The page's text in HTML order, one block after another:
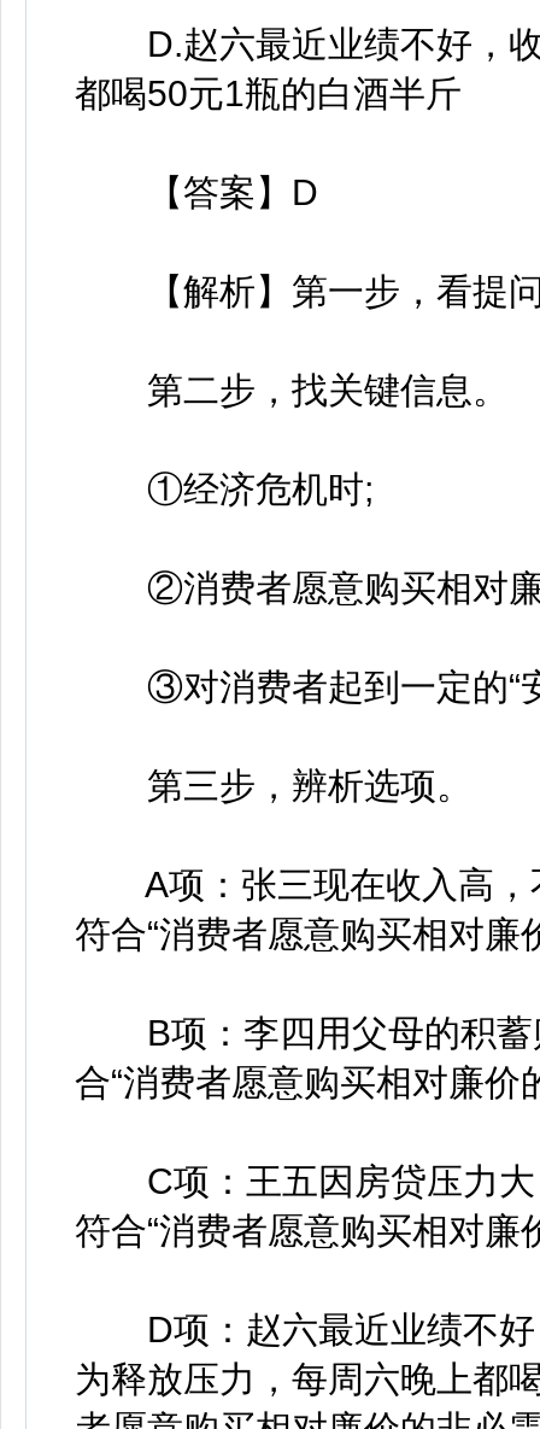
D.赵六最近业绩不好，收
都喝50元1瓶的白酒半斤
【答案】D
【解析】第一步，看提问
第二步，找关键信息。
①经济危机时;
②消费者愿意购买相对廉
③对消费者起到一定的“
第三步，辨析选项。
A项：张三现在收入高，
符合“消费者愿意购买相对廉
B项：李四用父母的积蓄
合“消费者愿意购买相对廉价
C项：王五因房贷压力大
符合“消费者愿意购买相对廉
D项：赵六最近业绩不好
为释放压力，每周六晚上都